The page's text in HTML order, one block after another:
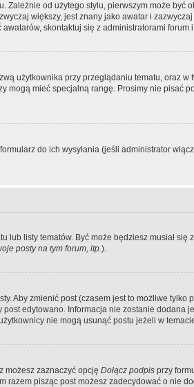
od użytego stylu, pierwszym może
większy, jest znany jako awatar i
skontaktuj się z administratorami forum
użytkownika przy przeglądaniu tematu, oraz
mogą mieć specjalną rangę. Prosimy nie pisać
do ich wysyłania (jeśli administrator
listy tematów. Być może będziesz musiał
posty na tym forum, itp.).
Aby zmienić post (czasem jest to możliwe
edytowano. Informacja nie zostanie dodana
nie mogą usunąć postu jeżeli w
możesz zaznaczyć opcję Dołącz podpis przy
pisząc post możesz zadecydować o nie